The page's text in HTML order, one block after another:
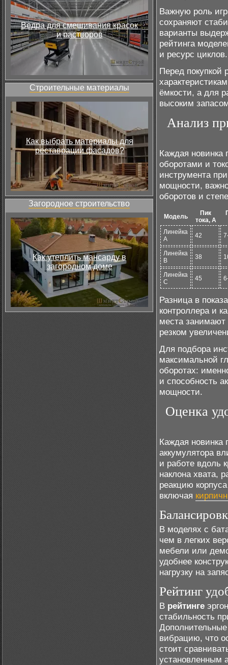
Ведра для смешивания красок
и растворов
Строительные материалы
Как выбрать материалы для
реставрации фасадов?
Загородное строительство
Как утеплить мансарду в
загородном доме
Важную роль
сохраняют
варианты
рейтинга
и ресурс циклов.
Перед покупкой
ёмкости, а для
высоким
Анализ
Каждая новинка
оборотами и
инструмента
мощности,
оборотов и
Модель
Пик
тока, А
Линейка
А
42
Линейка
B
38
Линейка
C
45
Разница в
контроллера и
места
резком
Для подбора
максимальной
оборотах:
и способность
мощности.
Оценка
Каждая новинка
аккумулятора
и работе вдоль
наклона хвата,
реакцию
включая
В моделях с
чем в легких
мебели или
удобнее
нагрузку на
Рейтинг
В рейтинге
стабильность
вибрацию, что
стоит
установленным